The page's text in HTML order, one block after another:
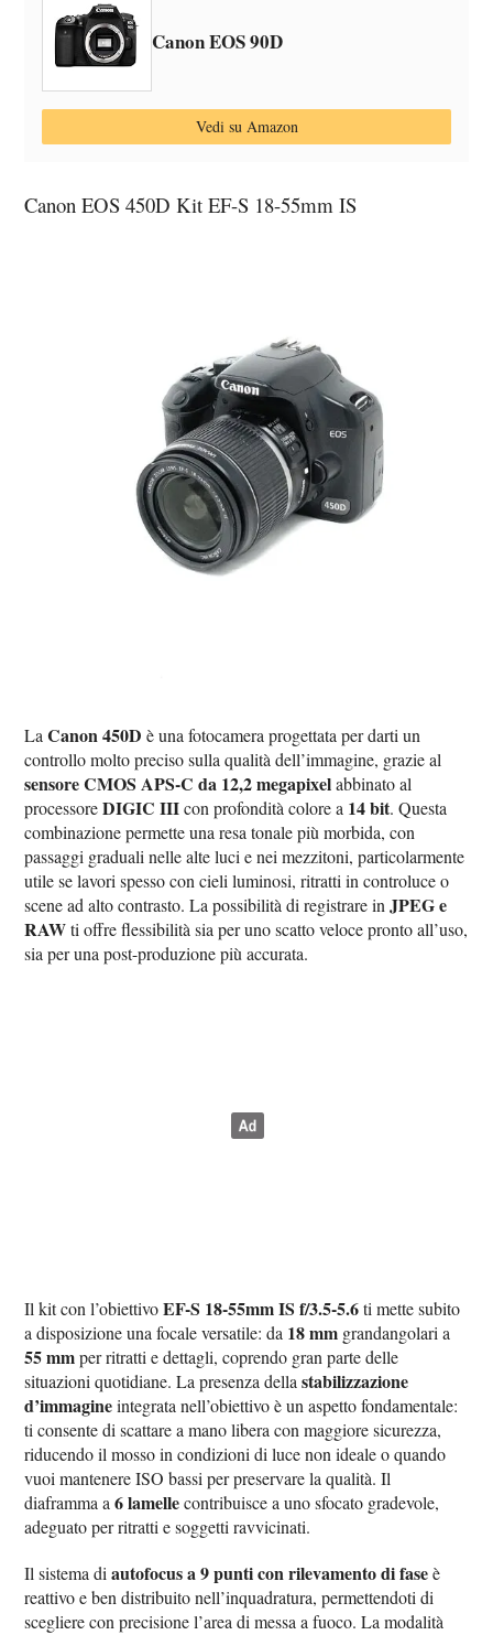
Canon EOS 90D
Vedi su Amazon
Canon EOS 450D Kit EF-S 18-55mm IS
LaCanon 450D è una fotocamera progettata per darti un
controllo molto preciso sulla qualità dell’immagine, grazie al
sensore CMOS APS-C da 12,2 megapixelabbinato al
processoreDIGIC IIIcon profondità colore a 14 bit. Questa
combinazione permette una resa tonale più morbida, con
passaggi graduali nelle alte luci e nei mezzitoni, particolarmente
utile se lavori spesso con cieli luminosi, ritratti in controluce o
scene ad alto contrasto. La possibilità di registrare inJPEG e
RAWti offre flessibilità sia per uno scatto veloce pronto all’uso,
sia per una post-produzione più accurata.
Il kit con l’obiettivoEF-S 18-55mm IS f/3.5-5.6ti mette subito
a disposizione una focale versatile: da 18 mm grandangolari a
55 mmper ritratti e dettagli, coprendo gran parte delle
situazioni quotidiane. La presenza dellastabilizzazione
d’immagineintegrata nell’obiettivo è un aspetto fondamentale:
ti consente di scattare a mano libera con maggiore sicurezza,
riducendo il mosso in condizioni di luce non ideale o quando
vuoi mantenere ISO bassi per preservare la qualità. Il
diaframma a6 lamellecontribuisce a uno sfocato gradevole,
adeguato per ritratti e soggetti ravvicinati.
Il sistema diautofocus a 9 punti con rilevamento di faseè
reattivo e ben distribuito nell’inquadratura, permettendoti di
scegliere con precisione l’area di messa a fuoco. La modalità